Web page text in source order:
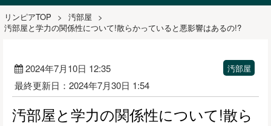
リンピアTOP > 汚部屋
>
汚部屋と学力の関係性について!散らかっていると悪影響はあるの!?
2024年7月10日 12:35
最終更新日：2024年7月30日 1:54
汚部屋
汚部屋と学力の関係性について!散ら